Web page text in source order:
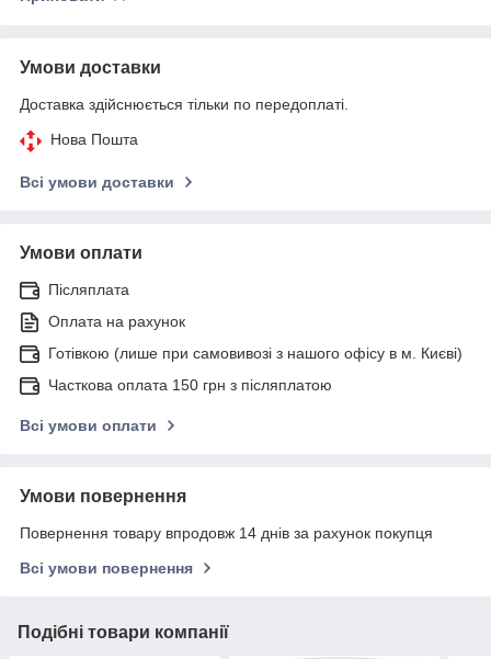
Умови доставки
Доставка здійснюється тільки по передоплаті.
Нова Пошта
Всі умови доставки
Умови оплати
Післяплата
Оплата на рахунок
Готівкою (лише при самовивозі з нашого офісу в м. Києві)
Часткова оплата 150 грн з післяплатою
Всі умови оплати
Умови повернення
Повернення товару впродовж 14 днів за рахунок покупця
Всі умови повернення
Подібні товари компанії